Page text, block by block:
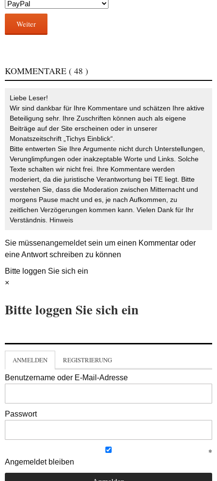
Weiter
KOMMENTARE ( 48 )
Liebe Leser!
Wir sind dankbar für Ihre Kommentare und schätzen Ihre aktive
Beteiligung sehr. Ihre Zuschriften können auch als eigene
Beiträge auf der Site erscheinen oder in unserer
Monatszeitschrift „Tichys Einblick“.
Bitte entwerten Sie Ihre Argumente nicht durch Unterstellungen,
Verunglimpfungen oder inakzeptable Worte und Links. Solche
Texte schalten wir nicht frei. Ihre Kommentare werden
moderiert, da die juristische Verantwortung bei TE liegt. Bitte
verstehen Sie, dass die Moderation zwischen Mitternacht und
morgens Pause macht und es, je nach Aufkommen, zu
zeitlichen Verzögerungen kommen kann. Vielen Dank für Ihr
Verständnis. Hinweis
Sie müssenangemeldetsein um einen Kommentar oder
eine Antwort schreiben zu können
Bitte loggen Sie sich ein
×
Bitte loggen Sie sich ein
ANMELDEN REGISTRIERUNG
Benutzername oder E-Mail-Adresse
Passwort
Angemeldet bleiben